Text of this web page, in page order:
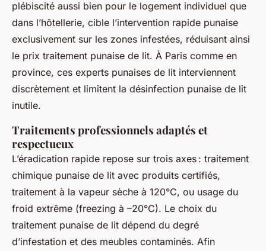
plébiscité aussi bien pour le logement individuel que
dans l’hôtellerie, cible l’intervention rapide punaise
exclusivement sur les zones infestées, réduisant ainsi
le prix traitement punaise de lit. À Paris comme en
province, ces experts punaises de lit interviennent
discrètement et limitent la désinfection punaise de lit
inutile.
Traitements professionnels adaptés et
respectueux
L’éradication rapide repose sur trois axes : traitement
chimique punaise de lit avec produits certifiés,
traitement à la vapeur sèche à 120°C, ou usage du
froid extrême (freezing à –20°C). Le choix du
traitement punaise de lit dépend du degré
d’infestation et des meubles contaminés. Afin